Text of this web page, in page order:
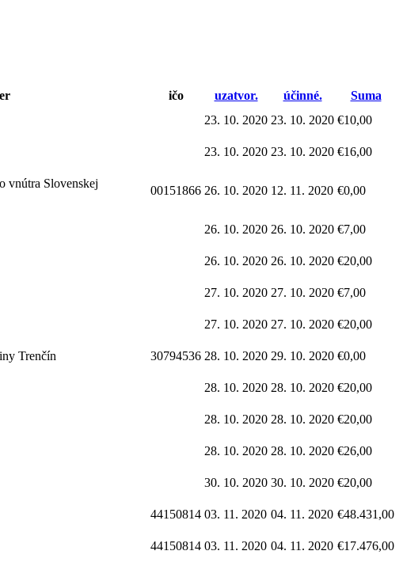
ičo uzatvor. účinné.
Suma
23. 10. 2020 23. 10. 2020 €10,00
23. 10. 2020 23. 10. 2020 €16,00
vnútra Slovenskej
00151866 26. 10. 2020 12. 11. 2020 €0,00
26. 10. 2020 26. 10. 2020 €7,00
26. 10. 2020 26. 10. 2020 €20,00
27. 10. 2020 27. 10. 2020 €7,00
27. 10. 2020 27. 10. 2020 €20,00
Trenčín 30794536 28. 10. 2020 29. 10. 2020 €0,00
28. 10. 2020 28. 10. 2020 €20,00
28. 10. 2020 28. 10. 2020 €20,00
28. 10. 2020 28. 10. 2020 €26,00
30. 10. 2020 30. 10. 2020 €20,00
44150814 03. 11. 2020 04. 11. 2020 €48.431,00
44150814 03. 11. 2020 04. 11. 2020 €17.476,00